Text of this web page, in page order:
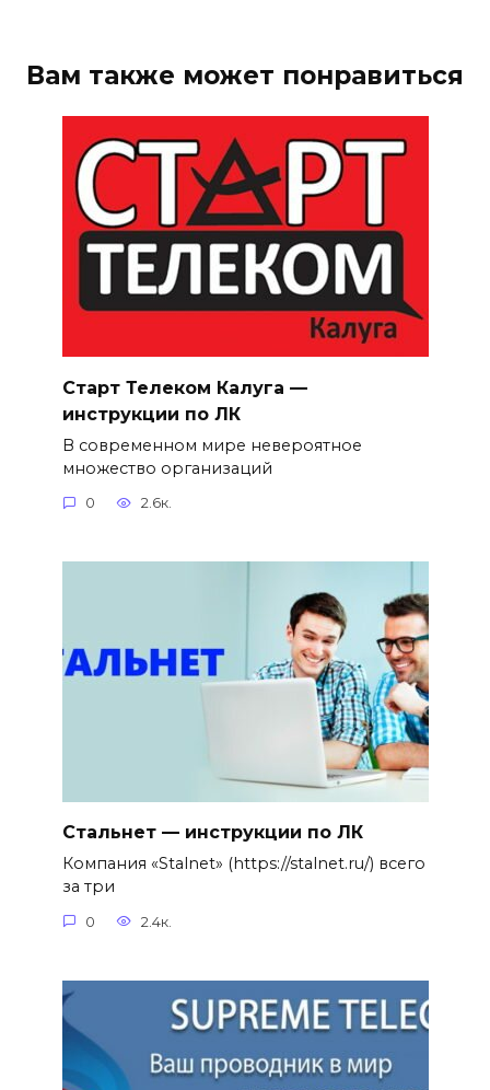
Вам также может понравиться
Старт Телеком Калуга —
инструкции по ЛК
В современном мире невероятное
множество организаций
0 2.6к.
Стальнет — инструкции по ЛК
Компания «Stalnet» (https://stalnet.ru/) всего
за три
0 2.4к.